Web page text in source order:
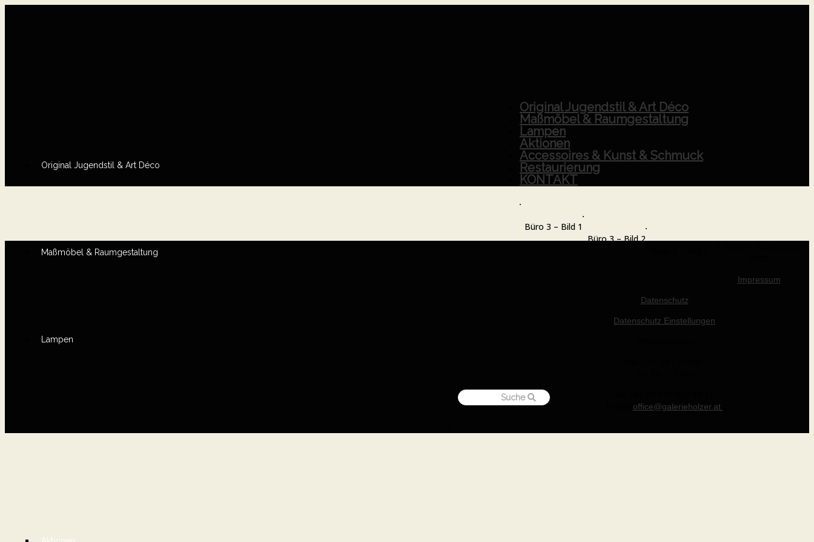
Original Jugendstil & Art Déco
Maßmöbel & Raumgestaltung
Lampen
Original Jugendstil & Art Déco
Maßmöbel & Raumgestaltung
Lampen
Aktionen
Accessoires & Kunst & Schmuck
Restaurierung
KONTAKT
Büro 3 – Bild 1
Büro 3 – Bild 2
Impressum
Datenschutz
Datenschutz Einstellungen
office@galerieholzer.at